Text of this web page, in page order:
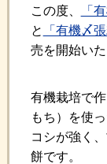
この度、
「
と
「有機〆
売を開始いた
有機栽培で
もち）を使
コシが強く
餅です。